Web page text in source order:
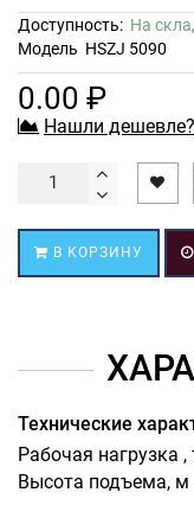
Доступность: На
Модель HSZJ 5090
0.00 ₽
Нашли дешевле?
В КОРЗИНУ
Технические
Рабочая нагрузка ,
Высота подъема, м